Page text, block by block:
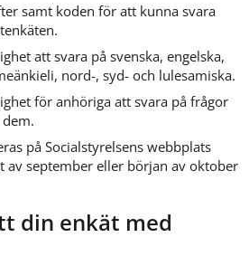
samt koden för att kunna svara
att svara på svenska, engelska,
nord-, syd- och lulesamiska.
för anhöriga att svara på frågor
på Socialstyrelsens webbplats
av september eller början av oktober
din enkät med